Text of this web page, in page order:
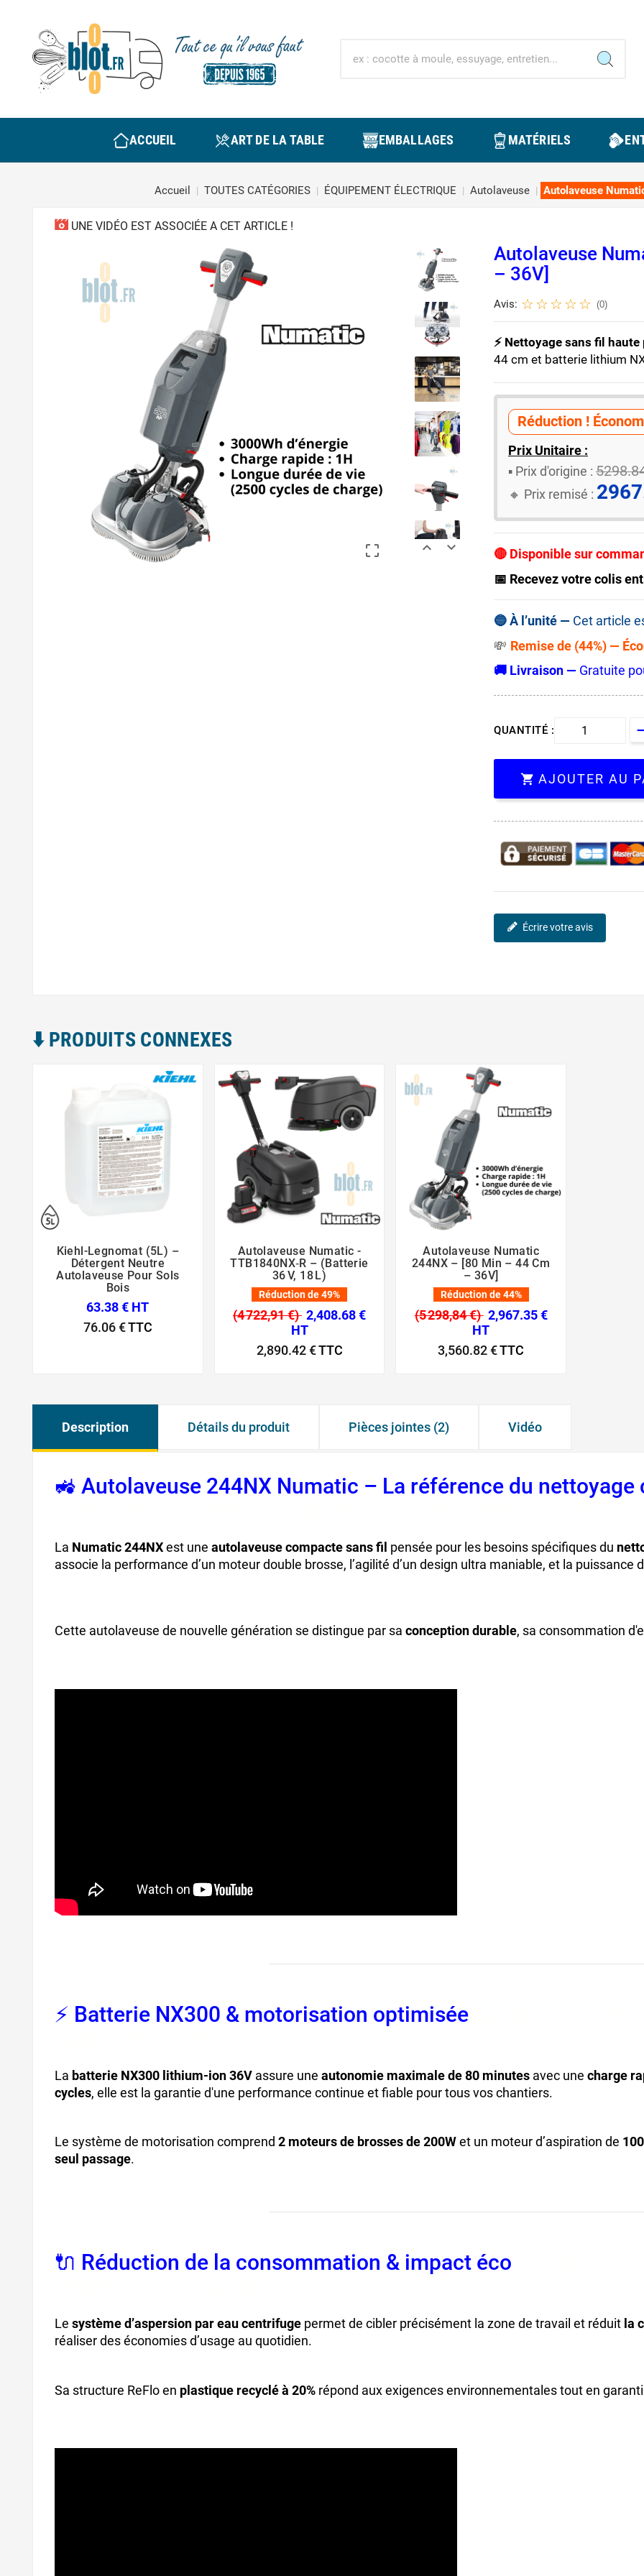
ACCUEIL ART DE LA TABLE EMBALLAGES MATÉRIELS
Accueil TOUTES CATÉGORIES ÉQUIPEMENT ÉLECTRIQUE Autolaveuse Autolaveuse
UNE VIDÉO EST ASSOCIÉE A CET ARTICLE !
  
Autolaveuse
– 36V]
Avis: (0)
⚡ Nettoyage sans fil
44 cm et batterie lithium
Réduction !
Prix Unitaire :
▪️ ​Prix d'origine :
🔸​​ Prix remisé :
🔴 Disponible sur
📅 Recevez votre colis
🔵 À l’unité — Cet article
💸 Remise de (44%) —
🚚 Livraison — Gratuite
QUANTITÉ :
 AJOUTER AU
Écrire votre avis
⬇️​ PRODUITS CONNEXES
  
Kiehl-Legnomat (5L) –
Détergent Neutre
Autolaveuse Pour Sols
Bois
63.38 € HT
76.06 €TTC
  
Autolaveuse Numatic -
TTB1840NX‑R – (Batterie
36 V, 18 L)
Réduction de 49%
(4 722,91 €) 2,408.68 €
HT
2,890.42 €TTC
  
Autolaveuse Numatic
244NX – [80 Min – 44 Cm
– 36V]
Réduction de 44%
(5 298,84 €) 2,967.35 €
HT
3,560.82 €TTC
Description Détails du produit Pièces jointes (2) Vidéo
🚜 Autolaveuse 244NX Numatic – La référence du
La Numatic 244NXest une autolaveuse compacte sans fil pensée pour les besoins spécifiques du
associe la performance d’un moteur double brosse, l’agilité d’un design ultra maniable, et la puissance
Cette autolaveuse de nouvelle génération se distingue par sa conception durable, sa consommation
⚡ Batterie NX300 & motorisation optimisée
La batterie NX300 lithium-ion 36V assure une autonomie maximale de 80 minutes avec une charge
cycles, elle est la garantie d'une performance continue et fiable pour tous vos chantiers.
Le système de motorisation comprend 2 moteurs de brosses de 200Wet un moteur d’aspiration de
seul passage.
🔌 Réduction de la consommation & impact éco
Le système d’aspersion par eau centrifuge permet de cibler précisément la zone de travail et réduit la
réaliser des économies d’usage au quotidien.
Sa structure ReFlo en plastique recyclé à 20% répond aux exigences environnementales tout en